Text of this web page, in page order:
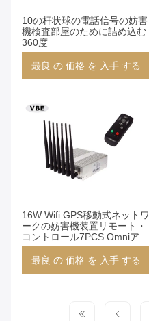
10の杆状球の電話信号の妨害
機検査部屋のために詰め込む
360度
最良 の 価格 を 入手 する
16W Wifi GPS移動式ネットワ
ークの妨害機装置リモート・
コントロール7PCS Omniアン
テナ
最良 の 価格 を 入手 する